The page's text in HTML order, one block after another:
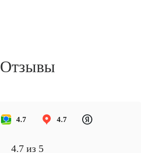
Отзывы
4.7 4.7
4.7 из 5